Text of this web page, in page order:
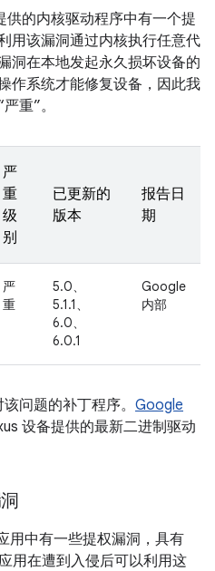
的内核驱动程序中有一个提
用该漏洞通过内核执行任意代
洞在本地发起永久损坏设备的
作系统才能修复设备，因此我
重”。
严
重
级
别
已更新的
版本
报告日
期
严
重
5.0、
5.1.1、
6.0、
6.0.1
Google
内部
问题的补丁程序。 Google
设备提供的最新二进制驱动
用中有一些提权漏洞，具有
用在遭到入侵后可以利用这